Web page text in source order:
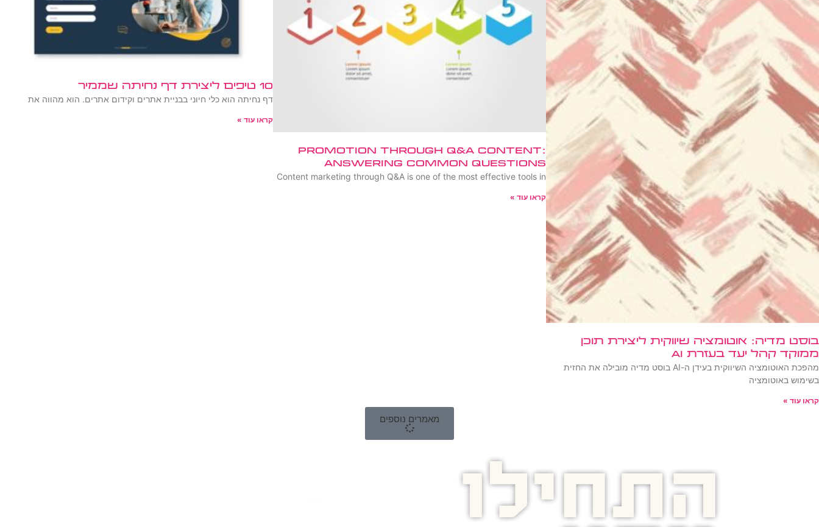
בוסט מדיה: אוטומציה שיווקית ליצירת תוכן
ממוקד קהל יעד בעזרת AI
מהפכת האוטומציה השיווקית בעידן ה-AI בוסט מדיה מובילה את החזית
בשימוש באוטומציה
קראו עוד »
Promotion Through Q&A Content:
Answering Common Questions
Content marketing through Q&A is one of the most effective tools in
קראו עוד »
10 טיפים ליצירת דף נחיתה שממיר
דף נחיתה הוא כלי חיוני בבניית אתרים וקידום אתרים. הוא מהווה את
קראו עוד »
מאמרים נוספים
התחילו